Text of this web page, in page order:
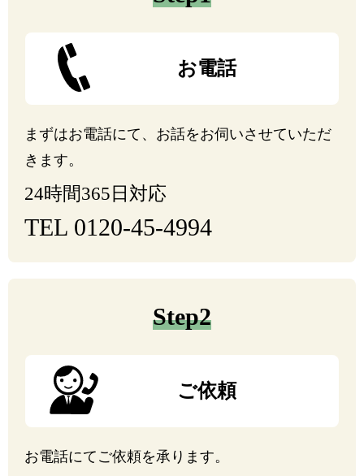
お電話
まずはお電話にて、お話をお伺いさせていただ
きます。
24時間365日対応
TEL 0120-45-4994
Step2
ご依頼
お電話にてご依頼を承ります。